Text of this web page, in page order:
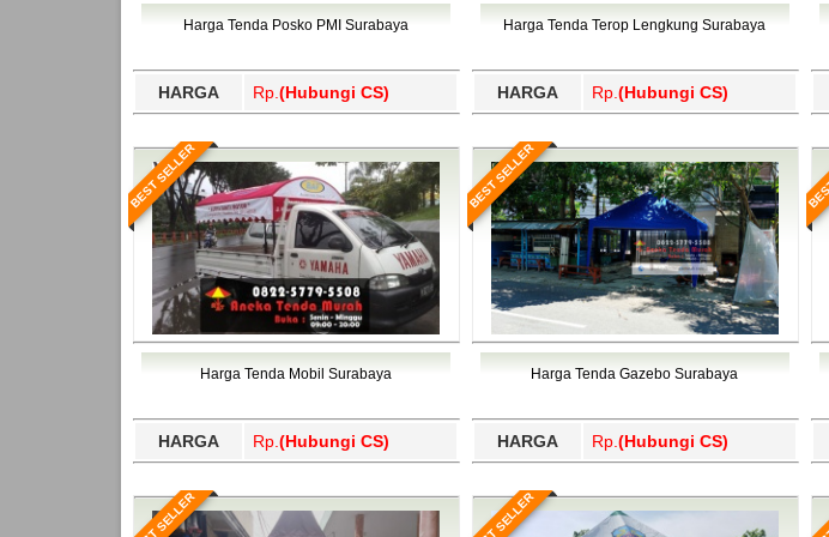
Bawang Barat, Tulangbawang, Tulungagung, Wajo, Wakatobi, Waropen, Way
Harga Tenda Posko PMI Surabaya
HARGA Rp. (Hubungi CS)
Harga Tenda Terop Lengkung Surabaya
HARGA Rp. (Hubungi CS)
BEST SELLER
Harga Tenda Mobil Surabaya
HARGA Rp. (Hubungi CS)
BEST SELLER
Harga Tenda Gazebo Surabaya
HARGA Rp. (Hubungi CS)